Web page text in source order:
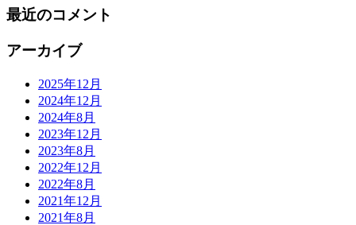
最近のコメント
アーカイブ
2025年12月
2024年12月
2024年8月
2023年12月
2023年8月
2022年12月
2022年8月
2021年12月
2021年8月